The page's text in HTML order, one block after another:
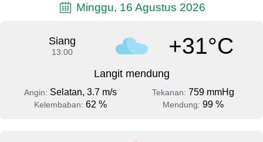
Minggu, 16 Agustus 2026
Siang
13:00 +31°C
Langit mendung
Angin: Selatan, 3.7 m/s Tekanan: 759 mmHg
Kelembaban: 62 % Mendung: 99 %